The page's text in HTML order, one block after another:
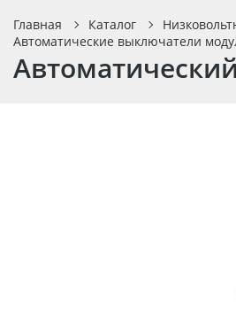
Главная Каталог
Автоматические выключатели